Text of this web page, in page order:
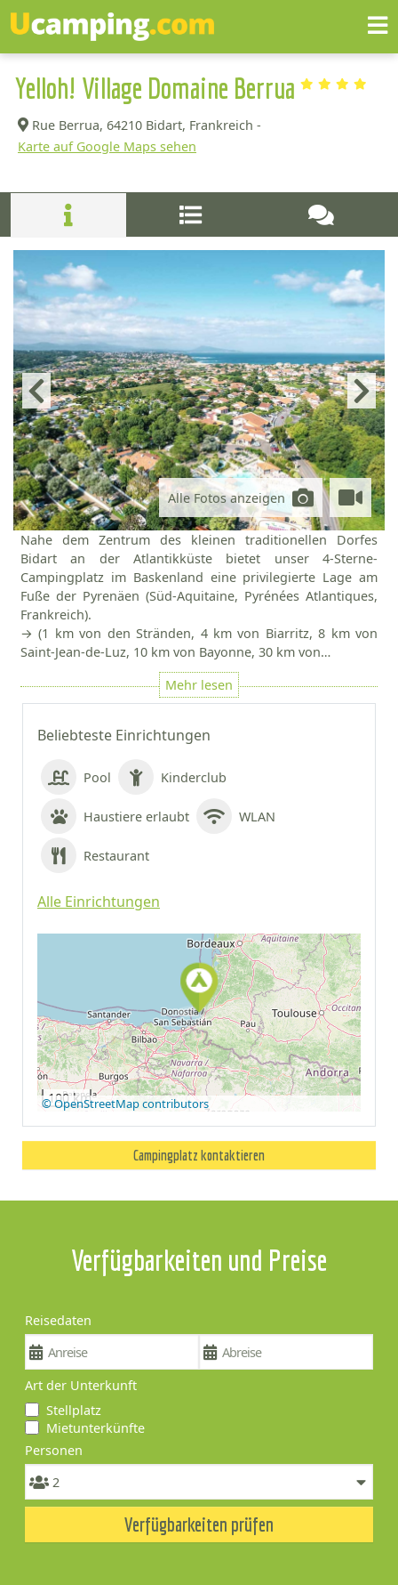
Yelloh! Village Domaine Berrua
Rue Berrua, 64210 Bidart, Frankreich -
Karte auf Google Maps sehen
Beliebteste Einrichtungen
Pool Kinderclub
Haustiere erlaubt WLAN
Restaurant
Alle Einrichtungen
Auf Google Maps
anzeigen
100 km
© OpenStreetMap contributors
Campingplatz kontaktieren
Alle Fotos anzeigen
Nahe dem Zentrum des kleinen traditionellen Dorfes
Bidart an der Atlantikküste bietet unser 4-Sterne-
Campingplatz im Baskenland eine privilegierte Lage am
Fuße der Pyrenäen (Süd-Aquitaine, Pyrénées Atlantiques,
Frankreich).
→ (1 km von den Stränden, 4 km von Biarritz, 8 km von
Saint-Jean-de-Luz, 10 km von Bayonne, 30 km von…
Verfügbarkeiten und Preise
Reisedaten
Art der Unterkunft
Stellplatz
Mietunterkünfte
Personen
Verfügbarkeiten prüfen